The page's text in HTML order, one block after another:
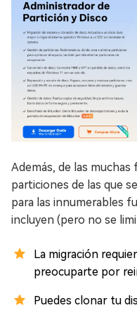
Además, de las
particiones de las que
para las innumerables
incluyen (pero no se
La migración
preocuparte por
Puedes clonar tu